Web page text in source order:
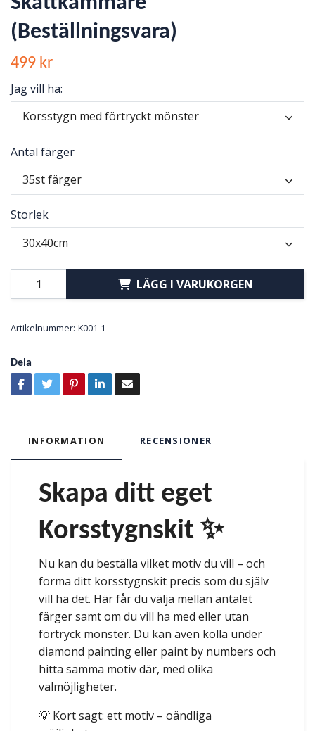
(Beställningsvara)
499 kr
Jag vill ha:
Korsstygn med förtryckt mönster
Antal färger
35st färger
Storlek
30x40cm
LÄGG I VARUKORGEN
Artikelnummer: K001-1
Dela
INFORMATION RECENSIONER
Skapa ditt eget
Korsstygnskit ✨
Nu kan du beställa vilket motiv du vill – och
forma ditt korsstygnskit precis som du själv
vill ha det. Här får du välja mellan antalet
färger samt om du vill ha med eller utan
förtryck mönster. Du kan även kolla under
diamond painting eller paint by numbers och
hitta samma motiv där, med olika
valmöjligheter.
💡 Kort sagt: ett motiv – oändliga